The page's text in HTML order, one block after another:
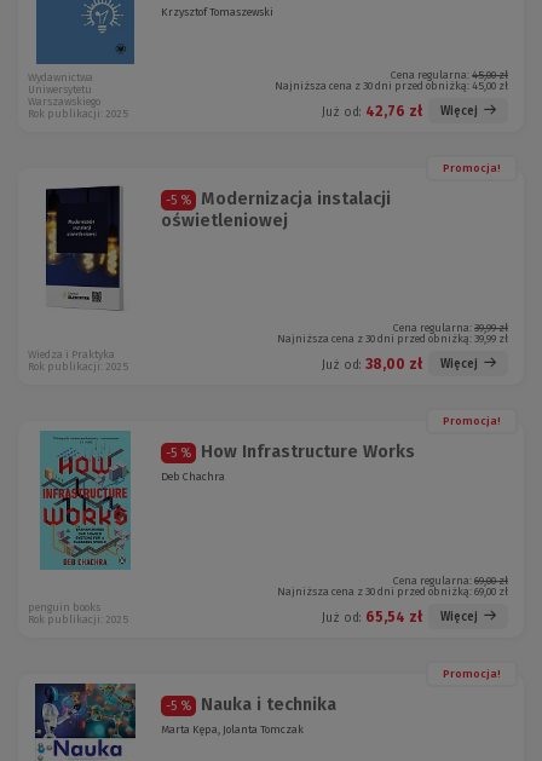
Krzysztof Tomaszewski
Cena regularna: 45,00 zł
Najniższa cena z 30 dni przed obniżką: 45,00 zł
Już od: 42,76 zł Więcej
Wydawnictwa
Uniwersytetu
Warszawskiego
Rok publikacji: 2025
Promocja!
-5 %
Modernizacja instalacji
oświetleniowej
Cena regularna: 39,99 zł
Najniższa cena z 30 dni przed obniżką: 39,99 zł
Już od: 38,00 zł Więcej
Wiedza i Praktyka
Rok publikacji: 2025
Promocja!
-5 % How Infrastructure Works
Deb Chachra
Cena regularna: 69,00 zł
Najniższa cena z 30 dni przed obniżką: 69,00 zł
Już od: 65,54 zł Więcej
penguin books
Rok publikacji: 2025
Promocja!
-5 % Nauka i technika
Marta Kępa, Jolanta Tomczak